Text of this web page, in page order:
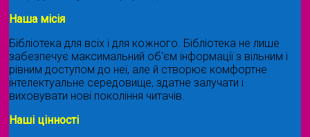
Наша місія
Бібліотека для всіх і для кожного. Бібліотека не лише
забезпечує максимальний об'єм інформації з вільним і
рівним доступом до неї, але й створює комфортне
інтелектуальне середовище, здатне залучати і
виховувати нові покоління читачів.
Наші цінності